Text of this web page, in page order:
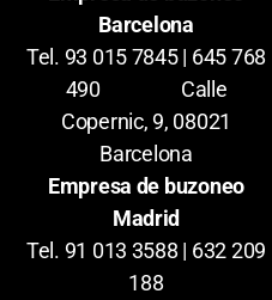
Barcelona
Tel. 93 015 7845 | 645 768
490 Calle
Copernic, 9, 08021
Barcelona
Empresa de buzoneo
Madrid
Tel. 91 013 3588 | 632 209
188